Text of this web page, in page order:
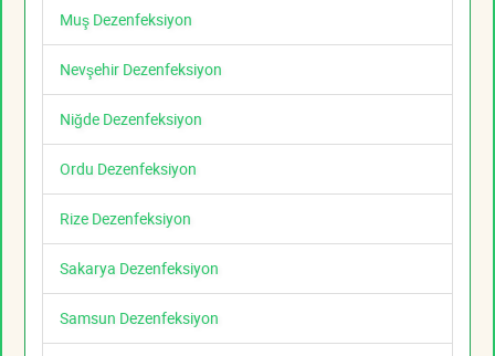
Muş Dezenfeksiyon
Nevşehir Dezenfeksiyon
Niğde Dezenfeksiyon
Ordu Dezenfeksiyon
Rize Dezenfeksiyon
Sakarya Dezenfeksiyon
Samsun Dezenfeksiyon